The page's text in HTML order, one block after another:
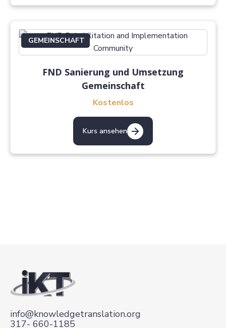
GEMEINSCHAFT
FND Sanierung und Umsetzung
Gemeinschaft
Kostenlos
Kurs ansehen
info@knowledgetranslation.org
317- 660-1185